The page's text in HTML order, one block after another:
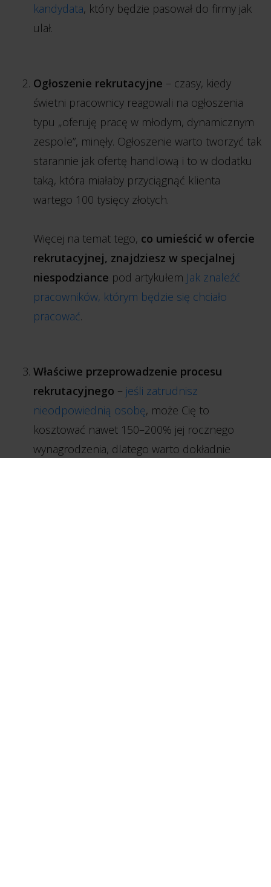
kandydata, który będzie pasował do firmy jak
ulał.
Ogłoszenie rekrutacyjne – czasy, kiedy
świetni pracownicy reagowali na ogłoszenia
typu „oferuję pracę w młodym, dynamicznym
zespole”, minęły. Ogłoszenie warto tworzyć tak
starannie jak ofertę handlową i to w dodatku
taką, która miałaby przyciągnąć klienta
wartego 100 tysięcy złotych.
Więcej na temat tego, co umieścić w ofercie
rekrutacyjnej, znajdziesz w specjalnej
niespodziance pod artykułem Jak znaleźć
pracowników, którym będzie się chciało
pracować.
Właściwe przeprowadzenie procesu
rekrutacyjnego – jeśli zatrudnisz
nieodpowiednią osobę, może Cię to
kosztować nawet 150–200% jej rocznego
wynagrodzenia, dlatego warto dokładnie